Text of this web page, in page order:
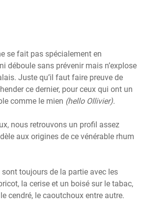
se fait pas spécialement en
déboule sans prévenir mais n’explose
Juste qu’il faut faire preuve de
ce dernier, pour ceux qui ont un
comme le mien (hello Ollivier).
nous retrouvons un profil assez
aux origines de ce vénérable rhum
toujours de la partie avec les
la cerise et un boisé sur le tabac,
cendré, le caoutchoux entre autre.